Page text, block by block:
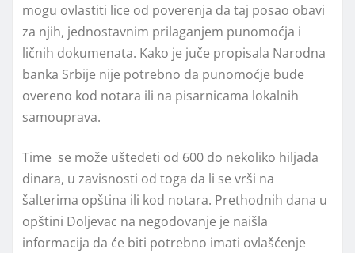
mogu ovlastiti lice od poverenja da taj posao obavi
za njih, jednostavnim prilaganjem punomoćja i
ličnih dokumenata. Kako je juče propisala Narodna
banka Srbije nije potrebno da punomoćje bude
overeno kod notara ili na pisarnicama lokalnih
samouprava.
Time se može uštedeti od 600 do nekoliko hiljada
dinara, u zavisnosti od toga da li se vrši na
šalterima opština ili kod notara. Prethodnih dana u
opštini Doljevac na negodovanje je naišla
informacija da će biti potrebno imati ovlašćenje